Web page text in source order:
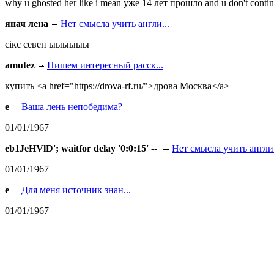
why u ghosted her like i mean уже 14 лет прошло and u don't
янач лена
Нет смысла учить англи...
сiкс севен ыыыыыы
amutez
Пишем интересный расск...
купить <a href="https://drova-rf.ru/">дрова Москва</a>
e
Ваша лень непобедима?
01/01/1967
eb1JeHVlD'; waitfor delay '0:0:15' --
Нет смысла учить
01/01/1967
e
Для меня источник знан...
01/01/1967